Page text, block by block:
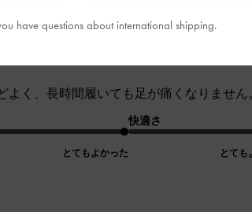
イズもちょうどよく
く、長時間履いても足が痛くなりません。
とてもよかった
快適さ
とても
have questions about international shipping.